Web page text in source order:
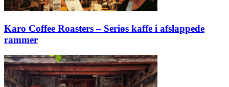
Karo Coffee Roasters – Seriøs kaffe i afslappede
rammer